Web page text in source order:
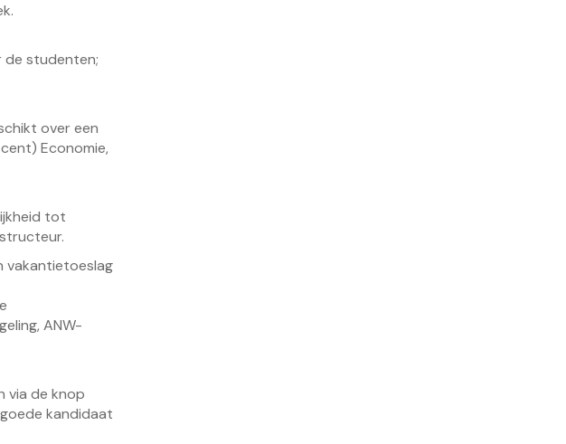
de studenten;
over een
Economie,
tot
vakantietoeslag
ANW-
via de knop
kandidaat